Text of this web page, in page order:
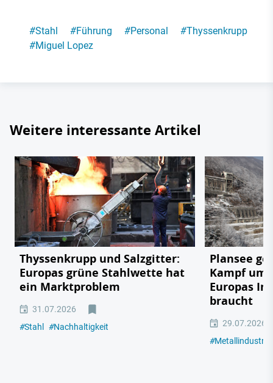
#Stahl #Führung #Personal #Thyssenkrupp
#Miguel Lopez
Weitere interessante Artikel
Thyssenkrupp und Salzgitter:
Europas grüne Stahlwette hat
ein Marktproblem
31.07.2026
#Stahl #Nachhaltigkeit
Plansee
Kampf um
Europas
braucht
29.07.2026
#Metallindustrie